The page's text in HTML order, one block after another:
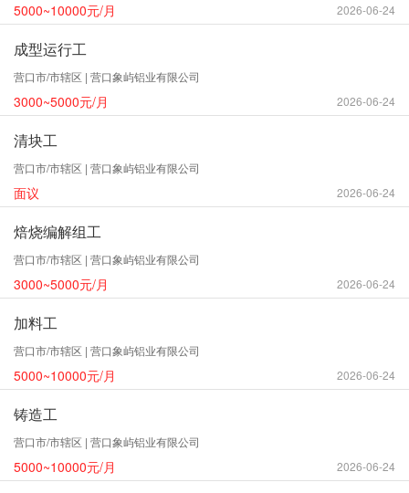
5000~10000元/月 2026-06-24
成型运行工
营口市/市辖区 | 营口象屿铝业有限公司
3000~5000元/月 2026-06-24
清块工
营口市/市辖区 | 营口象屿铝业有限公司
面议 2026-06-24
焙烧编解组工
营口市/市辖区 | 营口象屿铝业有限公司
3000~5000元/月 2026-06-24
加料工
营口市/市辖区 | 营口象屿铝业有限公司
5000~10000元/月 2026-06-24
铸造工
营口市/市辖区 | 营口象屿铝业有限公司
5000~10000元/月 2026-06-24